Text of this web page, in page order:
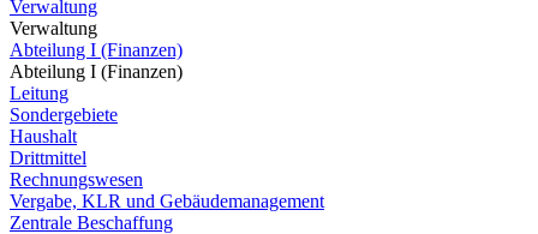
Verwaltung
Verwaltung
Abteilung I (Finanzen)
Abteilung I (Finanzen)
Leitung
Sondergebiete
Haushalt
Drittmittel
Rechnungswesen
Vergabe, KLR und Gebäudemanagement
Zentrale Beschaffung